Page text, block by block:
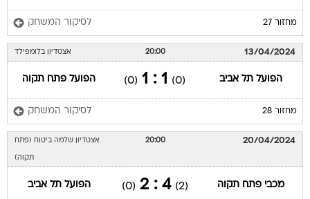
מחזור 27 לסיקור המשחק
13/04/2024
20:00 אצטדיון בלומפילד
הפועל תל אביב (0)
1 : 1
(0) הפועל פתח תקוה
מחזור 28 לסיקור המשחק
20/04/2024
20:00 אצטדיון שלמה ביטוח (פתח
תקוה)
מכבי פתח תקוה (2)
4 : 2
(0) הפועל תל אביב